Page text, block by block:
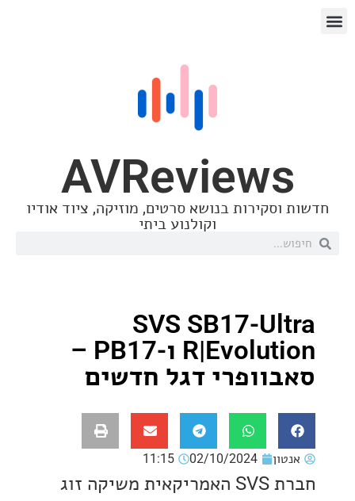
בנושא סרטים, מוזיקה, ציוד אודיו
וקולנוע ביתי
SVS SB17-
R|Evolution ו-PB17 –
דגל חדשים
02/10/2024
11:15
חברת SVS האמריקאית משיקה זוג